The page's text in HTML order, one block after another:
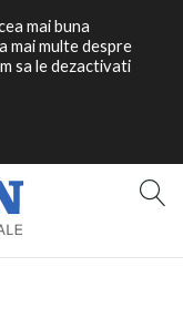
mai buna
mai multe despre
sa le dezactivati